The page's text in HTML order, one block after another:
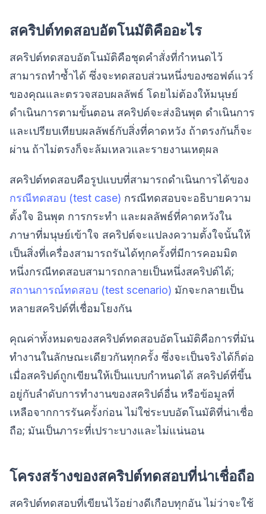
สคริปต์ทดสอบอัตโนมัติคืออะไร
สคริปต์ทดสอบอัตโนมัติคือชุดคำสั่งที่กำหนดไว้
สามารถทำซ้ำได้ ซึ่งจะทดสอบส่วนหนึ่งของซอฟต์แวร์
ของคุณและตรวจสอบผลลัพธ์ โดยไม่ต้องให้มนุษย์
ดำเนินการตามขั้นตอน สคริปต์จะส่งอินพุต ดำเนินการ
และเปรียบเทียบผลลัพธ์กับสิ่งที่คาดหวัง ถ้าตรงกันก็จะ
ผ่าน ถ้าไม่ตรงก็จะล้มเหลวและรายงานเหตุผล
สคริปต์ทดสอบคือรูปแบบที่สามารถดำเนินการได้ของ
กรณีทดสอบ (test case) กรณีทดสอบจะอธิบายความ
ตั้งใจ อินพุต การกระทำ และผลลัพธ์ที่คาดหวังใน
ภาษาที่มนุษย์เข้าใจ สคริปต์จะแปลงความตั้งใจนั้นให้
เป็นสิ่งที่เครื่องสามารถรันได้ทุกครั้งที่มีการคอมมิต
หนึ่งกรณีทดสอบสามารถกลายเป็นหนึ่งสคริปต์ได้;
สถานการณ์ทดสอบ (test scenario) มักจะกลายเป็น
หลายสคริปต์ที่เชื่อมโยงกัน
คุณค่าทั้งหมดของสคริปต์ทดสอบอัตโนมัติคือการที่มัน
ทำงานในลักษณะเดียวกันทุกครั้ง ซึ่งจะเป็นจริงได้ก็ต่อ
เมื่อสคริปต์ถูกเขียนให้เป็นแบบกำหนดได้ สคริปต์ที่ขึ้น
อยู่กับลำดับการทำงานของสคริปต์อื่น หรือข้อมูลที่
เหลือจากการรันครั้งก่อน ไม่ใช่ระบบอัตโนมัติที่น่าเชื่อ
ถือ; มันเป็นภาระที่เปราะบางและไม่แน่นอน
โครงสร้างของสคริปต์ทดสอบที่น่าเชื่อถือ
สคริปต์ทดสอบที่เขียนไว้อย่างดีเกือบทุกอัน ไม่ว่าจะใช้